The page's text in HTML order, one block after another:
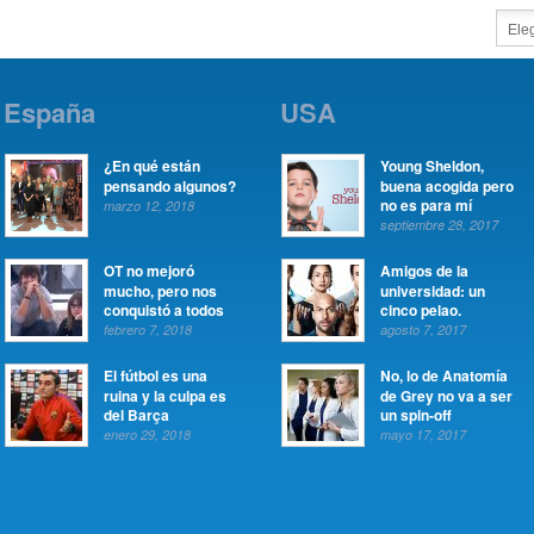
España
¿En qué están
pensando algunos?
marzo 12, 2018
OT no mejoró
mucho, pero nos
conquistó a todos
febrero 7, 2018
El fútbol es una
ruina y la culpa es
del Barça
enero 29, 2018
USA
Young Sheldon,
buena acogida pero
no es para mí
septiembre 28, 2017
Amigos de la
universidad: un
cinco pelao.
agosto 7, 2017
No, lo de Anatomía
de Grey no va a ser
un spin-off
mayo 17, 2017